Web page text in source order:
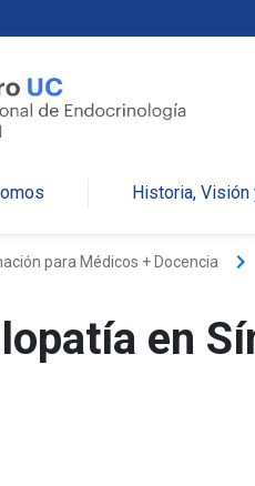
Historia,
para Médicos + Docencia keyboard_arrow_right
en